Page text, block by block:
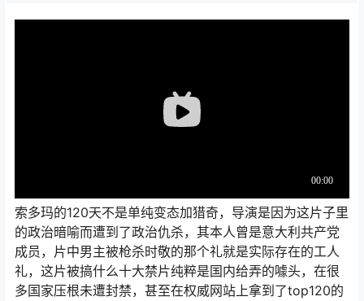
索多玛的120天不是单纯变态加猎奇，导演是因为这片子里
的政治暗喻而遭到了政治仇杀，其本人曾是意大利共产党
成员，片中男主被枪杀时敬的那个礼就是实际存在的工人
礼，这片被搞什么十大禁片纯粹是国内给弄的噱头，在很
多国家压根未遭封禁，甚至在权威网站上拿到了top120的